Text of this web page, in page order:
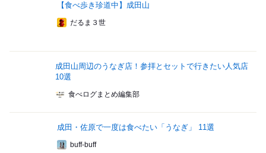
【食べ歩き珍道中】成田山
だるま３世
成田山周辺のうなぎ店！参拝とセットで行きたい人気店
10選
食べログまとめ編集部
成田・佐原で一度は食べたい「うなぎ」 11選
buff-buff